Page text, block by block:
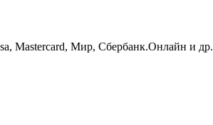
Mastercard, Мир, Сбербанк.Онлайн и др.